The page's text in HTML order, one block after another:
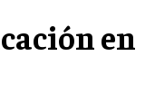
en